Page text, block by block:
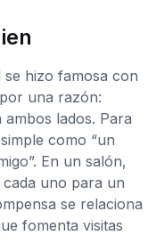
hizo famosa con
una razón:
lados. Para
como “un
En un salón,
uno para un
se relaciona
fomenta visitas